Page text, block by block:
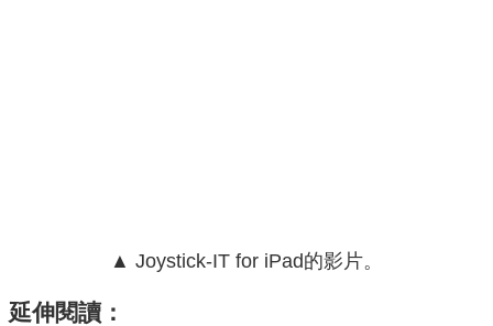
▲ Joystick-IT for iPad的影片。
延伸閱讀：